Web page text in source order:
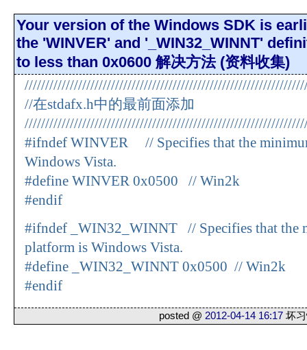
Your version of the Windows SDK is
the 'WINVER' and '_WIN32_WINNT'
to less than 0x0600 解决方法 (资料收集)
//在stdafx.h中的最前面添加
#ifndef WINVER // Specifies that the
Windows Vista.
#define WINVER 0x0500 // Win2k
#endif
#ifndef _WIN32_WINNT // Specifies that the
platform is Windows Vista.
#define _WIN32_WINNT 0x0500 // Win2k
#endif
posted @ 2012-04-14 16:17 坏